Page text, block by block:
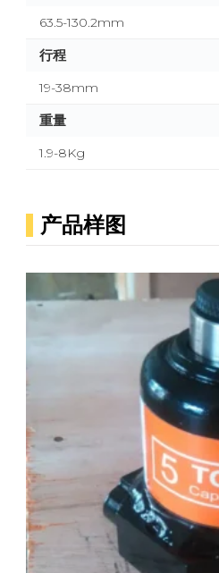
63.5-130.2mm
行程
19-38mm
重量
1.9-8Kg
产品样图